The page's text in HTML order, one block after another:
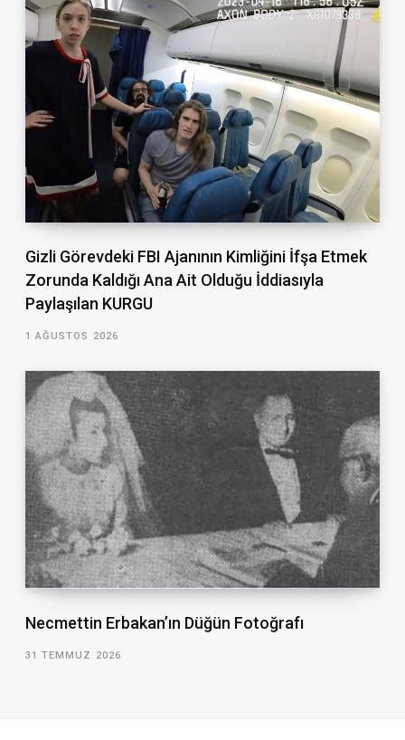
Gizli Görevdeki FBI Ajanının Kimliğini İfşa Etmek
Zorunda Kaldığı Ana Ait Olduğu İddiasıyla
Paylaşılan KURGU
1 AĞUSTOS 2026
Necmettin Erbakan’ın Düğün Fotoğrafı
31 TEMMUZ 2026